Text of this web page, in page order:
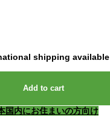
shipping available
Add to cart
国内にお住まいの方向け